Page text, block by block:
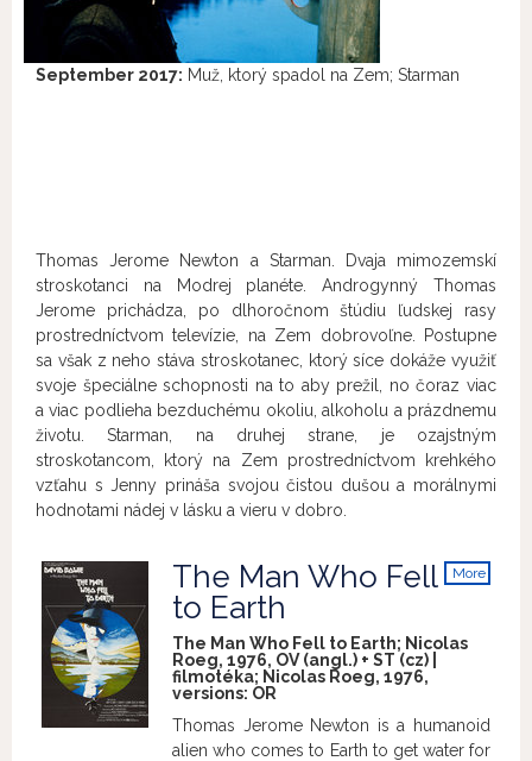
September 2017: Muž, ktorý spadol na Zem; Starman
Thomas Jerome Newton a Starman. Dvaja mimozemskí
stroskotanci na Modrej planéte. Androgynný Thomas
Jerome prichádza, po dlhoročnom štúdiu ľudskej rasy
prostredníctvom televízie, na Zem dobrovoľne. Postupne
sa však z neho stáva stroskotanec, ktorý síce dokáže využiť
svoje špeciálne schopnosti na to aby prežil, no čoraz viac
a viac podlieha bezduchému okoliu, alkoholu a prázdnemu
životu. Starman, na druhej strane, je ozajstným
stroskotancom, ktorý na Zem prostredníctvom krehkého
vzťahu s Jenny prináša svojou čistou dušou a morálnymi
hodnotami nádej v lásku a vieru v dobro.
More
The Man Who Fell
to Earth
The Man Who Fell to Earth; Nicolas
Roeg, 1976, OV (angl.) + ST (cz) |
filmotéka; Nicolas Roeg, 1976,
versions: OR
Thomas Jerome Newton is a humanoid
alien who comes to Earth to get water for